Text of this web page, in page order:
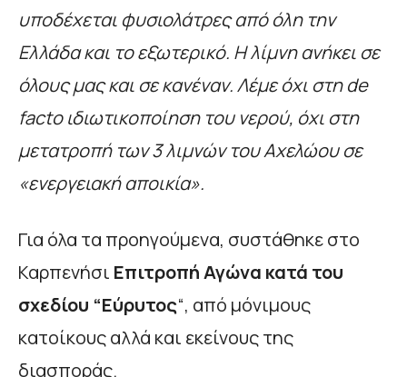
υποδέχεται φυσιολάτρες από όλη την
Ελλάδα και το εξωτερικό. Η λίμνη ανήκει σε
όλους μας και σε κανέναν. Λέμε όχι στη de
facto ιδιωτικοποίηση του νερού, όχι στη
μετατροπή των 3 λιμνών του Αχελώου σε
«ενεργειακή αποικία».
Για όλα τα προηγούμενα, συστάθηκε στο
Καρπενήσι Επιτροπή Αγώνα κατά του
σχεδίου “Εύρυτος“, από μόνιμους
κατοίκους αλλά και εκείνους της
διασποράς.